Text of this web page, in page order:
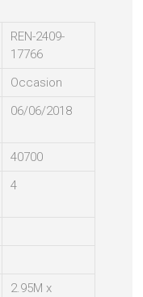
REN-2409-
17766
Occasion
06/06/2018
40700
4
2.95M x